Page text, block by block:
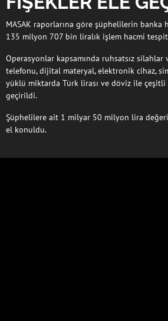
MASAK raporlarına göre şüphelilerin banka
135 milyon 707 bin liralık işlem hacmi
Operasyonlar kapsamında ruhsatsız silahlar
telefonu, dijital materyal, elektronik cihaz,
yüklü miktarda Türk lirası ve döviz ile çeşitli
geçirildi.
Şüphelilere ait 1 milyar 50 milyon lira
el konuldu.